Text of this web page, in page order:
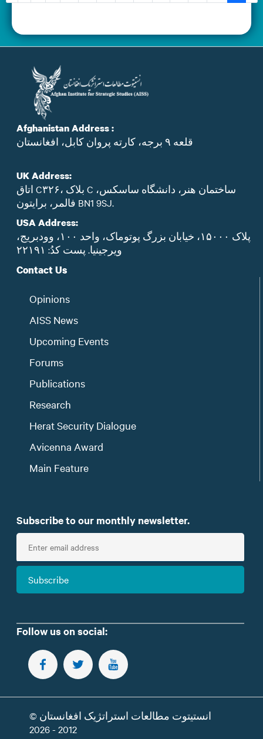
Afghanistan Address :
قلعه ۹ برجه، کارته پروان کابل، افغانستان
UK Address:
اتاق C۳۲۶، بلاک C ساختمان هنر، دانشگاه ساسکس،
فالمر، برایتون BN1 9SJ.
USA Address:
پلاک ۱۵۰۰۰، خیابان بزرگ پوتوماک، واحد ۱۰۰، وودبریج،
ویرجینیا. پست‌ کدُ: ۲۲۱۹۱
Contact Us
Opinions
AISS News
Upcoming Events
Forums
Publications
Research
Herat Security Dialogue
Avicenna Award
Main Feature
Subscribe to our monthly newsletter.
E
t
m
Subscribe
Follow us on social:
FOLLOW US ON FACEBOOK
FOLLOW US ON TWITTER
SUBSCRIBE TO OUR YOUTUBE CHANNEL
انستیتوت مطالعات استراتژیک افغانستان ©
2012 - 2026